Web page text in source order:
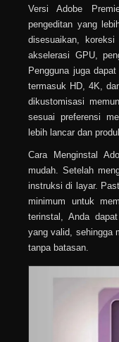
Versi Adobe
pengeditan yang
disesuaikan,
akselerasi GPU,
Pengguna juga
termasuk HD, 4K,
dikustomisasi
sesuai preferensi
lebih lancar dan
Cara Menginstal
mudah. Setelah
instruksi di layar.
minimum untuk
terinstal, Anda
yang valid, sehingga
tanpa batasan.